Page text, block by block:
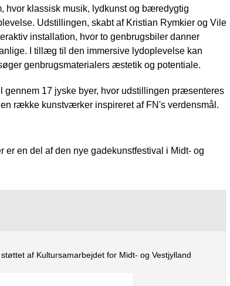
hvor klassisk musik, lydkunst og bæredygtig
Udstillingen, skabt af Kristian Rymkier og Vile
installation, hvor to genbrugsbiler danner
I tillæg til den immersive lydoplevelse kan
genbrugsmaterialers æstetik og potentiale.
17 jyske byer, hvor udstillingen præsenteres
række kunstværker inspireret af FN's verdensmål.
er en del af den nye gadekunstfestival i Midt- og
af Kultursamarbejdet for Midt- og Vestjylland